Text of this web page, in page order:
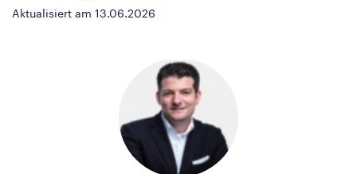
Aktualisiert am 13.06.2026